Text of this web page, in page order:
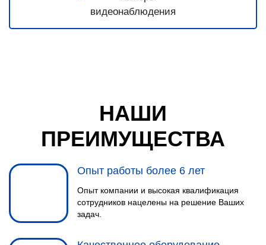
НАШИ
ПРЕИМУЩЕСТВА
Опыт работы более 6 лет
Опыт компании и высокая квалификация
сотрудников нацелены на решение Ваших
задач.